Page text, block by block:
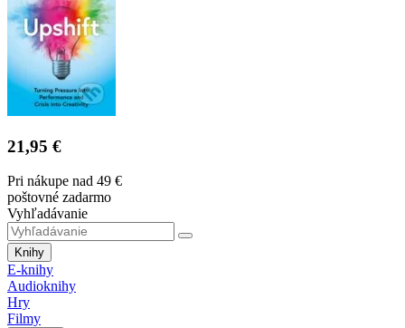
21,95 €
Pri nákupe nad 49 €
poštovné zadarmo
Vyhľadávanie
Knihy
E-knihy
Audioknihy
Hry
Filmy